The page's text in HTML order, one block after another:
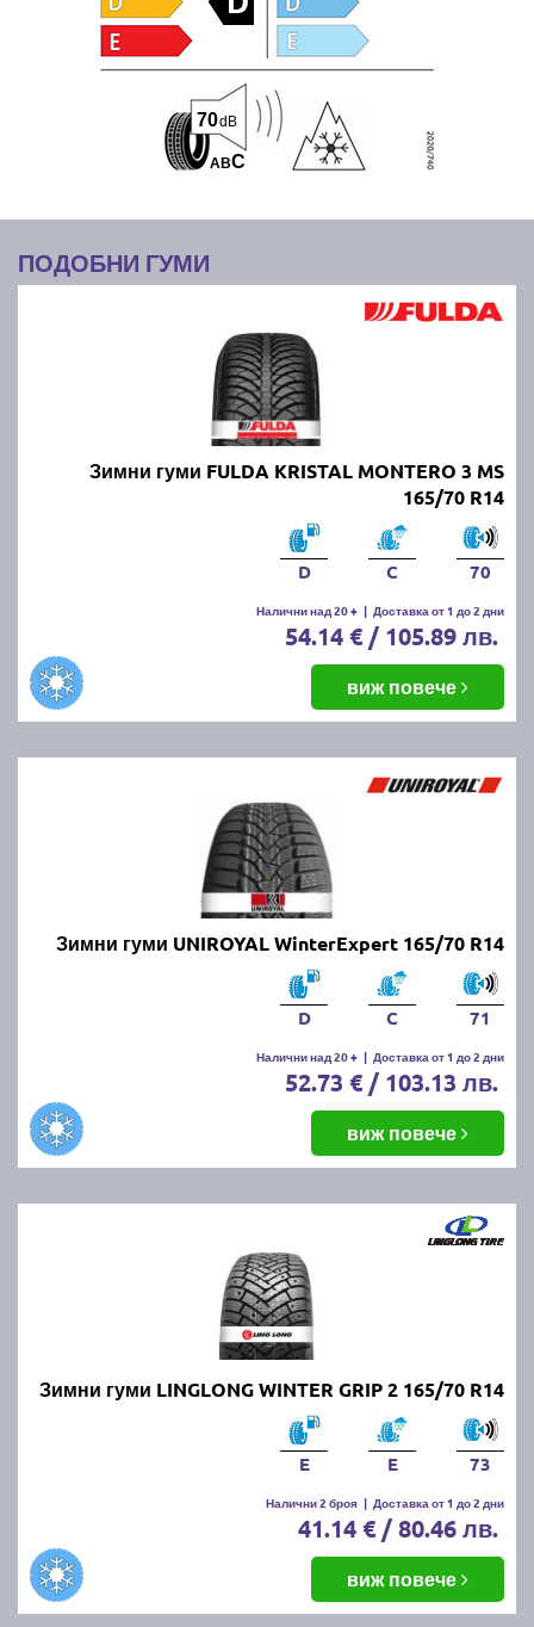
ABC
70dB
ПОДОБНИ ГУМИ
Зимни гуми FULDA KRISTAL MONTERO 3 MS
165/70 R14
D C 70
Налични над 20 + | Доставка от 1 до 2 дни
54.14 € / 105.89 лв.
виж повече
Зимни гуми UNIROYAL WinterExpert 165/70 R14
D C 71
Налични над 20 + | Доставка от 1 до 2 дни
52.73 € / 103.13 лв.
виж повече
Зимни гуми LINGLONG WINTER GRIP 2 165/70 R14
E E 73
Налични 2 броя | Доставка от 1 до 2 дни
41.14 € / 80.46 лв.
виж повече